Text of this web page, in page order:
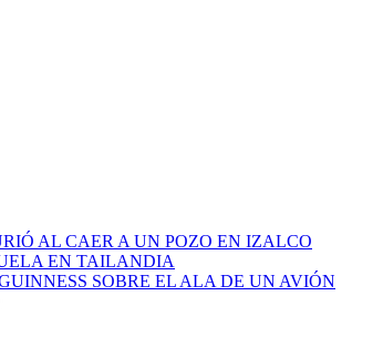
AL CAER A UN POZO EN IZALCO
EN TAILANDIA
SOBRE EL ALA DE UN AVIÓN